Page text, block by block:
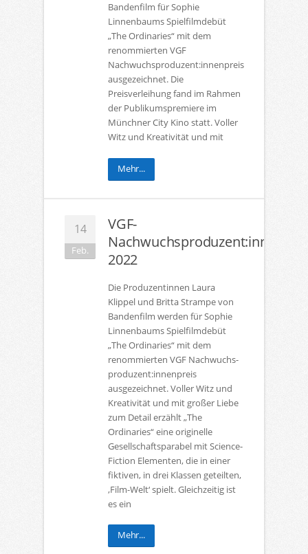
Bandenfilm für Sophie
Linnenbaums Spielfilmdebüt
„The Ordinaries“ mit dem
renommierten VGF
Nachwuchsproduzent:innenpreis
ausgezeichnet. Die
Preisverleihung fand im Rahmen
der Publikumspremiere im
Münchner City Kino statt. Voller
Witz und Kreativität und mit
Mehr...
14
Feb.
VGF-
2022
Die Produzentinnen Laura
Klippel und Britta Strampe von
Bandenfilm werden für Sophie
Linnenbaums Spielfilmdebüt
„The Ordinaries“ mit dem
renommierten VGF Nachwuchs-
produzent:innenpreis
ausgezeichnet. Voller Witz und
Kreativität und mit großer Liebe
zum Detail erzählt „The
Ordinaries“ eine originelle
Gesellschaftsparabel mit Science-
Fiction Elementen, die in einer
fiktiven, in drei Klassen geteilten,
‚Film-Welt‘ spielt. Gleichzeitig ist
es ein
Mehr...